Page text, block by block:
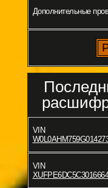
Дополнительные
VIN
VIN
XUFPE6DC5C3016664